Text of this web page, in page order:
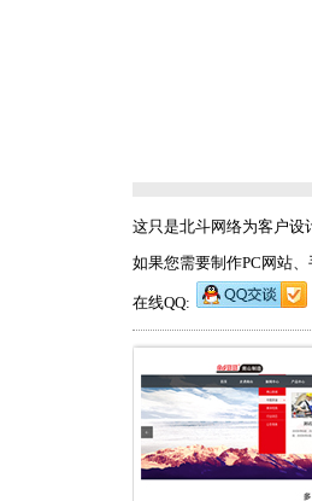
这只是北斗网络为客户设
如果您需要制作PC网站
在线QQ: